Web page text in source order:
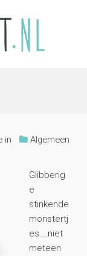
in Algemeen
Glibberig
e
stinkende
monstertj
es….niet
meteen